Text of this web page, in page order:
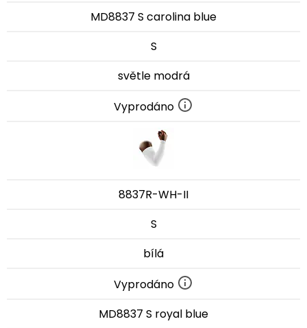
MD8837 S carolina blue
S
světle modrá
Vyprodáno
8837R-WH-II
S
bílá
Vyprodáno
MD8837 S royal blue